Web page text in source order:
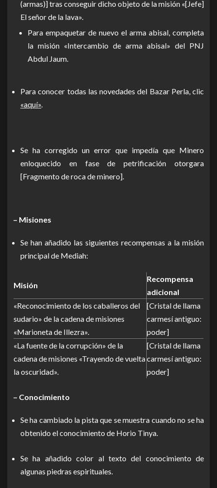
(armas)] tras conseguir dicho objeto de la misión «[Jefe]
El señor de la lava».
Para empaquetar de nuevo el arma abisal, completa
la misión «Intercambio de arma abisal» del PNJ
Abdul Jaum.
Para conocer todas las novedades del Bazar Perla, clic
«aquí».
Se ha corregido un error que impedía que Minero
enloquecido en fase de petrificación otorgara
[Fragmento de roca de minero].
– Misiones
Se han añadido las siguientes recompensas a la misión
principal de Mediah:
Misión
Recompensa
adicional
«Reconocimiento de los caballeros del
sudario» de la cadena de misiones
«Marioneta de Illezra».
[Cristal de llama
carmesí antiguo:
poder]
«La fuente de la corrupción» de la
cadena de misiones «Trayendo de vuelta
la oscuridad».
[Cristal de llama
carmesí antiguo:
poder]
– Conocimiento
Se ha cambiado la pista que se muestra cuando no se ha
obtenido el conocimiento de Horio Tinya.
Se ha añadido color al texto del conocimiento de
algunas piedras espirituales.